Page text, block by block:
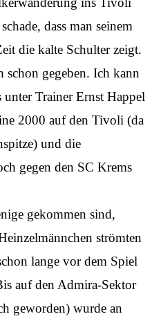
dass man seinem
die kalte Schulter zeigt.
schon gegeben. Ich kann
unter Trainer Ernst Happel
2000 auf den Tivoli (da
und die
gegen den SC Krems
gekommen sind,
strömten
lange vor dem Spiel
auf den Admira-Sektor
geworden) wurde an